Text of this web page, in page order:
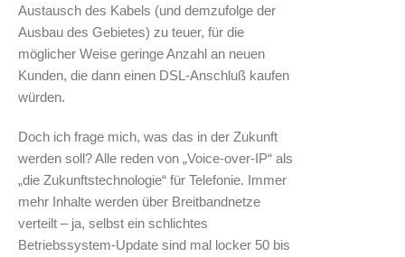
Austausch des Kabels (und demzufolge der
Ausbau des Gebietes) zu teuer, für die
möglicher Weise geringe Anzahl an neuen
Kunden, die dann einen DSL-Anschluß kaufen
würden.
Doch ich frage mich, was das in der Zukunft
werden soll? Alle reden von „Voice-over-IP“ als
„die Zukunftstechnologie“ für Telefonie. Immer
mehr Inhalte werden über Breitbandnetze
verteilt – ja, selbst ein schlichtes
Betriebssystem-Update sind mal locker 50 bis